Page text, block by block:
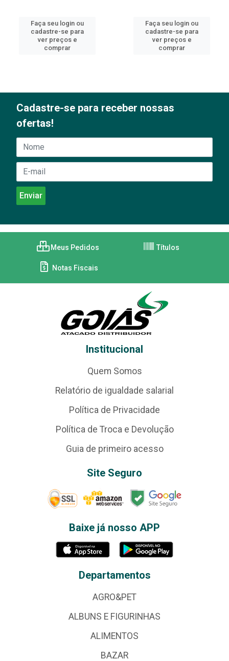
Faça seu login ou
cadastre-se para
ver preços e
comprar
Faça seu login ou
cadastre-se para
ver preços e
comprar
Cadastre-se para receber nossas
ofertas!
Meus Pedidos Títulos
Notas Fiscais
Institucional
Quem Somos
Relatório de igualdade salarial
Política de Privacidade
Política de Troca e Devolução
Guia de primeiro acesso
Site Seguro
Baixe já nosso APP
Departamentos
AGRO&PET
ALBUNS E FIGURINHAS
ALIMENTOS
BAZAR